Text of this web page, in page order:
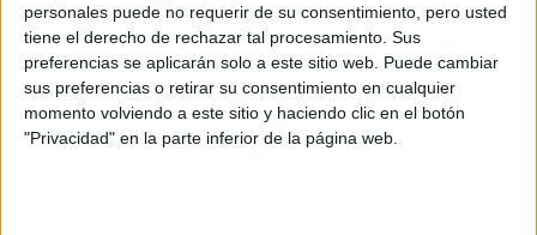
personales puede no requerir de su consentimiento, pero usted
tiene el derecho de rechazar tal procesamiento. Sus
preferencias se aplicarán solo a este sitio web. Puede cambiar
sus preferencias o retirar su consentimiento en cualquier
momento volviendo a este sitio y haciendo clic en el botón
"Privacidad" en la parte inferior de la página web.
Primer póster de ‘The Grudge’,
nueva versión de ‘La Maldición’
David Pérez "Davicine" 13 octubre, 2019